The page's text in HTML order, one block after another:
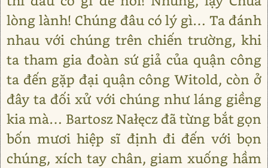
lòng lành! Chúng đâu có lý gì… Ta đánh
nhau với chúng trên chiến trường, khi
ta tham gia đoàn sứ giả của quận công
ta đến gặp đại quận công Witold, còn ở
đây ta đối xử với chúng như láng giềng
kia mà… Bartosz Nałęcz đã từng bắt gọn
bốn mươi hiệp sĩ định đi đến với bọn
chúng, xích tay chân, giam xuống hầm